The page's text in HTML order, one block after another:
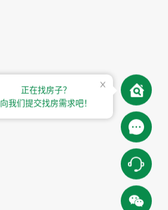
正在找房子？
向我们提交找房需求吧！